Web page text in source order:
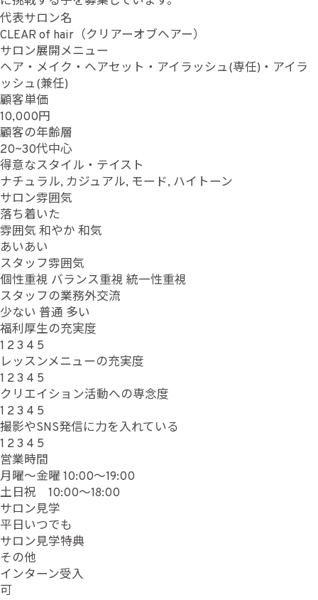
代表サロン名
CLEAR of hair（クリアーオブヘアー）
サロン展開メニュー
ヘア・メイク・ヘアセット・アイラッシュ(専任)・アイラ
ッシュ(兼任)
顧客単価
10,000円
顧客の年齢層
20~30代中心
得意なスタイル・テイスト
ナチュラル, カジュアル, モード, ハイトーン
サロン雰囲気
落ち着いた
雰囲気 和やか 和気
あいあい
スタッフ雰囲気
個性重視 バランス重視 統一性重視
スタッフの業務外交流
少ない 普通 多い
福利厚生の充実度
1 23 4 5
レッスンメニューの充実度
1 23 4 5
クリエイション活動への専念度
1 23 4 5
撮影やSNS発信に力を入れている
1 23 4 5
営業時間
月曜～金曜 10:00〜19:00
土日祝 10:00〜18:00
サロン見学
平日いつでも
サロン見学特典
その他
インターン受入
可